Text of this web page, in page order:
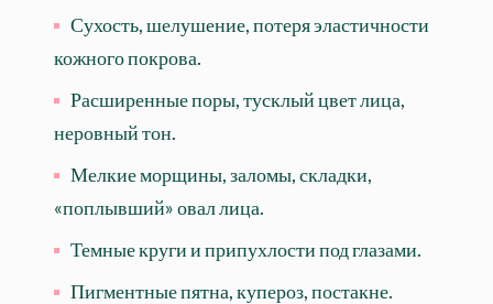
Сухость, шелушение, потеря эластичности
кожного покрова.
Расширенные поры, тусклый цвет лица,
неровный тон.
Мелкие морщины, заломы, складки,
«поплывший» овал лица.
Темные круги и припухлости под глазами.
Пигментные пятна, купероз, постакне.